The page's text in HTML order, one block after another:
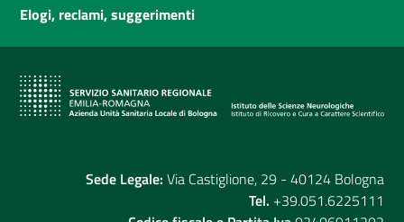
Elogi, reclami, suggerimenti
Sede Legale: Via Castiglione, 29 - 40124 Bologna
Tel. +39.051.6225111